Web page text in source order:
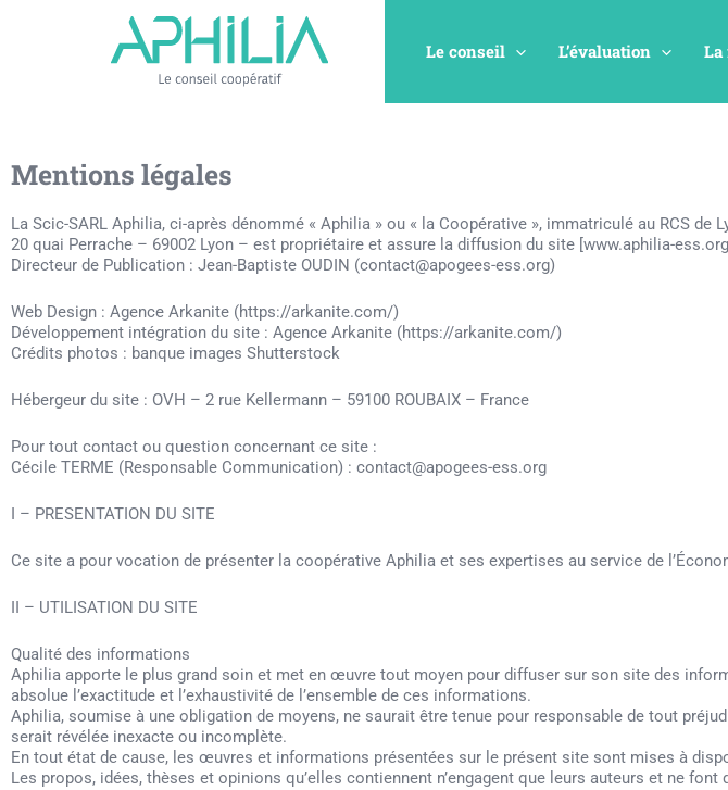
Le conseil L’évaluation La
Mentions légales
La Scic-SARL Aphilia, ci-après dénommé « Aphilia » ou « la Coopérative », immatriculé au RCS
20 quai Perrache – 69002 Lyon – est propriétaire et assure la diffusion du site [www.aphilia-ess.org]
Directeur de Publication : Jean-Baptiste OUDIN (contact@apogees-ess.org)
Web Design : Agence Arkanite (https://arkanite.com/)
Développement intégration du site : Agence Arkanite (https://arkanite.com/)
Crédits photos : banque images Shutterstock
Hébergeur du site : OVH – 2 rue Kellermann – 59100 ROUBAIX – France
Pour tout contact ou question concernant ce site :
Cécile TERME (Responsable Communication) : contact@apogees-ess.org
I – PRESENTATION DU SITE
Ce site a pour vocation de présenter la coopérative Aphilia et ses expertises au service de
II – UTILISATION DU SITE
Qualité des informations
Aphilia apporte le plus grand soin et met en œuvre tout moyen pour diffuser sur son site des
absolue l’exactitude et l’exhaustivité de l’ensemble de ces informations.
Aphilia, soumise à une obligation de moyens, ne saurait être tenue pour responsable de tout
serait révélée inexacte ou incomplète.
En tout état de cause, les œuvres et informations présentées sur le présent site sont mises à
Les propos, idées, thèses et opinions qu’elles contiennent n’engagent que leurs auteurs et ne